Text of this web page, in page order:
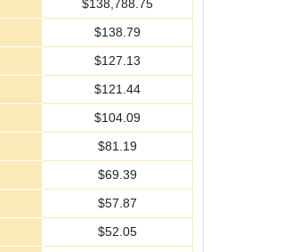
$138,788.75
$138.79
$127.13
$121.44
$104.09
$81.19
$69.39
$57.87
$52.05